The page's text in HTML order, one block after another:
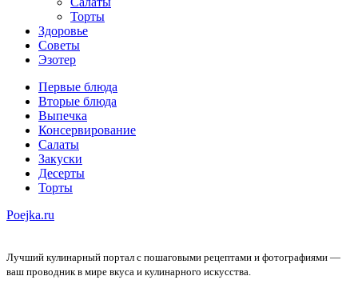
Торты
Здоровье
Советы
Эзотер
Первые блюда
Вторые блюда
Выпечка
Консервирование
Салаты
Закуски
Десерты
Торты
Poejka.ru
Лучший кулинарный портал с пошаговыми рецептами и фотографиями —
ваш проводник в мире вкуса и кулинарного искусства.